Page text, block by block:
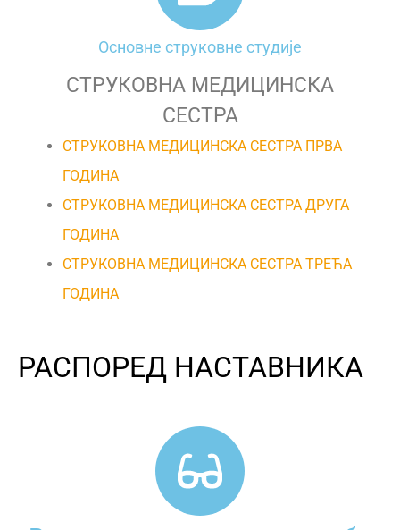
Основне струковне студије
СТРУКОВНА МЕДИЦИНСКА
СЕСТРА
СТРУКОВНA МЕДИЦИНСКА СЕСТРА ПРВА
ГОДИНА
СТРУКОВНA МЕДИЦИНСКА СЕСТРА ДРУГА
ГОДИНА
СТРУКОВНA МЕДИЦИНСКА СЕСТРА ТРЕЋА
ГОДИНА
РАСПОРЕД НАСТАВНИКА